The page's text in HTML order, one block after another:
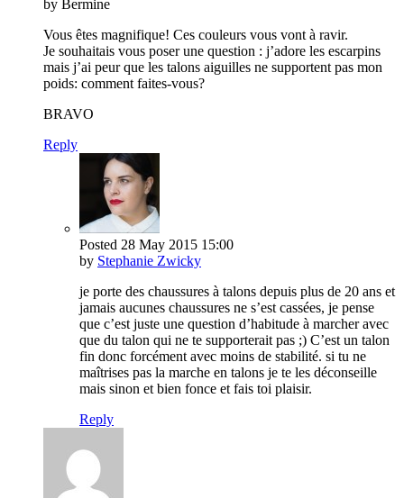
by Bermine
Vous êtes magnifique! Ces couleurs vous vont à ravir.
Je souhaitais vous poser une question : j’adore les escarpins
mais j’ai peur que les talons aiguilles ne supportent pas mon
poids: comment faites-vous?
BRAVO
Reply
Posted 28 May 2015 15:00
by Stephanie Zwicky
je porte des chaussures à talons depuis plus de 20 ans et
jamais aucunes chaussures ne s’est cassées, je pense
que c’est juste une question d’habitude à marcher avec
que du talon qui ne te supporterait pas ;) C’est un talon
fin donc forcément avec moins de stabilité. si tu ne
maîtrises pas la marche en talons je te les déconseille
mais sinon et bien fonce et fais toi plaisir.
Reply